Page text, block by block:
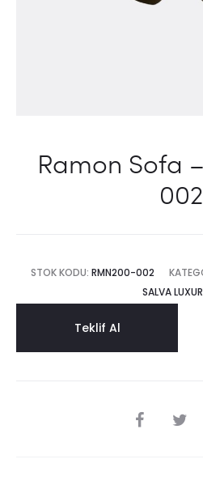
Ramon Sofa
002
STOK KODU: RMN200-002
SALVA
Teklif Al
SHARE